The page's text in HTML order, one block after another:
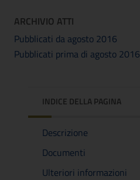
ARCHIVIO ATTI
Pubblicati da agosto 2016
Pubblicati prima di agosto 2016
INDICE DELLA PAGINA
Descrizione
Documenti
Ulteriori informazioni